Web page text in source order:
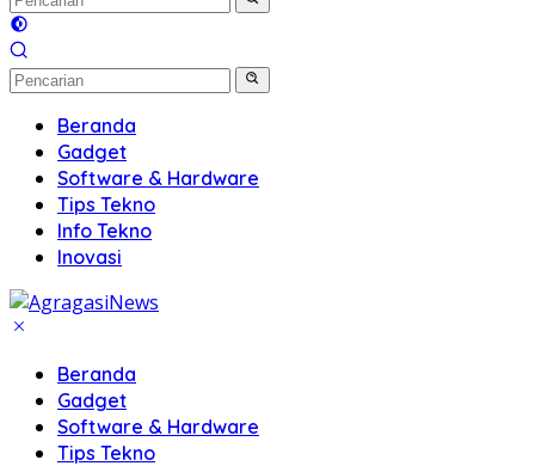
Beranda
Gadget
Software & Hardware
Tips Tekno
Info Tekno
Inovasi
Beranda
Gadget
Software & Hardware
Tips Tekno